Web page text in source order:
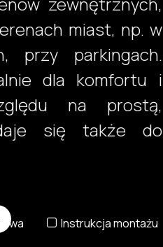
miast, np. w
przy parkingach.
dla komfortu i
na prostą,
się także do
Instrukcja montażu